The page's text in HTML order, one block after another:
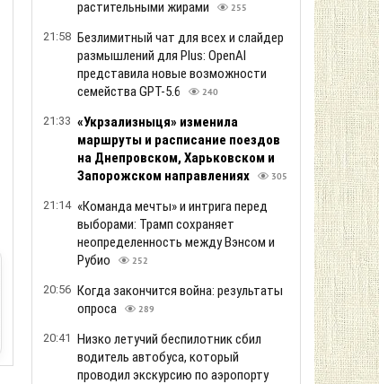
растительными жирами
255
21:58 Безлимитный чат для всех и слайдер
размышлений для Plus: OpenAI
представила новые возможности
семейства GPT-5.6
240
21:33 «Укрзализныця» изменила
маршруты и расписание поездов
на Днепровском, Харьковском и
Запорожском направлениях
305
21:14 «Команда мечты» и интрига перед
выборами: Трамп сохраняет
неопределенность между Вэнсом и
Рубио
252
20:56 Когда закончится война: результаты
опроса
289
20:41 Низко летучий беспилотник сбил
водитель автобуса, который
проводил экскурсию по аэропорту